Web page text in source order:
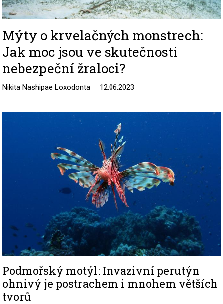
Mýty o krvelačných monstrech:
Jak moc jsou ve skutečnosti
nebezpeční žraloci?
Nikita Nashipae Loxodonta 12.06.2023
Podmořský motýl: Invazivní perutýn
ohnivý je postrachem i mnohem větších
tvorů